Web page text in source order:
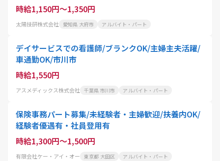
時給1,150円～1,350円
太陽技研株式会社 愛知県 大府市 アルバイト・パート
デイサービスでの看護師/ブランクOK/主婦主夫活躍/
車通勤OK/市川市
時給1,550円
アスメディックス株式会社 千葉県 市川市 アルバイト・パート
保険事務パート募集/未経験者・主婦歓迎/扶養内OK/
経験者優遇有・社員登用有
時給1,300円～1,500円
有限会社ケー・アイ・オー 東京都 大田区 アルバイト・パート